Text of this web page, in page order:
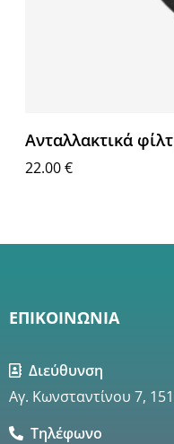
Ανταλλακτικά
22.00€
ΕΠΙΚΟΙΝΩΝΙΑ
Διεύθυνση
Αγ. Κωνσταντίνου 7,
Τηλέφωνο